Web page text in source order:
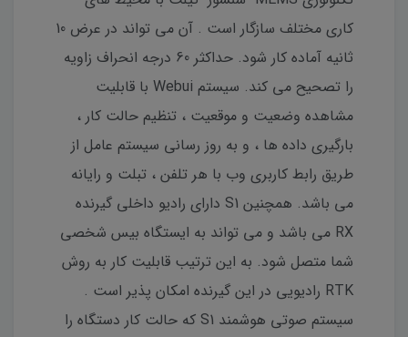
کاری مختلف سازگار است . آن می تواند در عرض 10
ثانیه آماده کار شود. حداکثر 60 درجه انحراف زاویه
را تصحیح می کند. سیستم Webui با قابلیت
مشاهده وضعیت و موقعیت ، تنظیم حالت کار ،
بارگیری داده ها ، و به روز رسانی سیستم عامل از
طریق رابط کاربری وب با هر تلفن ، تبلت و رایانه
می باشد. همچنین S1 دارای رادیو داخلی گیرنده
RX می باشد و می تواند به ایستگاه بیس شخصی
شما متصل شود. به این ترتیب قابلیت کار به روش
RTK رادیویی در این گیرنده امکان پذیر است .
سیستم صوتی هوشمند S1 که حالت کار دستگاه را